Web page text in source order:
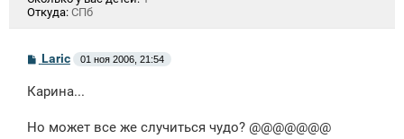
Откуда: СПб
С
о
б
н
Laric 01 ноя 2006, 21:54
Карина...
Но может все же случиться чудо? @@@@@@@